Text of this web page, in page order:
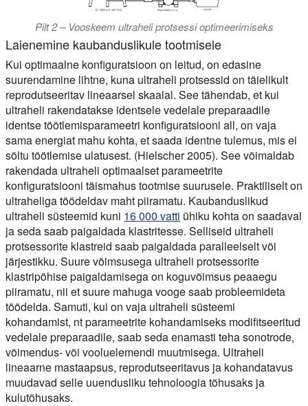
Pilt 2 – Vooskeem ultraheli protsessi optimeerimiseks
Laienemine kaubanduslikule tootmisele
Kui optimaalne konfiguratsioon on leitud, on edasine
suurendamine lihtne, kuna ultraheli protsessid on täielikult
reprodutseeritav lineaarsel skaalal. See tähendab, et kui
ultraheli rakendatakse identsele vedelale preparaadile
identse töötlemisparameetri konfiguratsiooni all, on vaja
sama energiat mahu kohta, et saada identne tulemus, mis ei
sõltu töötlemise ulatusest. (Hielscher 2005). See võimaldab
rakendada ultraheli optimaalset parameetrite
konfiguratsiooni täismahus tootmise suurusele. Praktiliselt on
ultraheliga töödeldav maht piiramatu. Kaubanduslikud
ultraheli süsteemid kuni 16 000 vatti ühiku kohta on saadaval
ja seda saab paigaldada klastritesse. Selliseid ultraheli
protsessorite klastreid saab paigaldada paralleelselt või
järjestikku. Suure võimsusega ultraheli protsessorite
klastripõhise paigaldamisega on koguvõimsus peaaegu
piiramatu, nii et suure mahuga vooge saab probleemideta
töödelda. Samuti, kui on vaja ultraheli süsteemi
kohandamist, nt parameetrite kohandamiseks modifitseeritud
vedelale preparaadile, saab seda enamasti teha sonotrode,
võimendus- või vooluelemendi muutmisega. Ultraheli
lineaarne mastaapsus, reprodutseeritavus ja kohandatavus
muudavad selle uuendusliku tehnoloogia tõhusaks ja
kulutõhusaks.